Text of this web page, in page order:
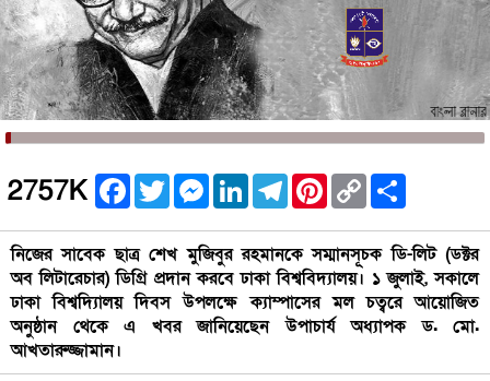
2757K Facebook
TwitterMessenger
LinkedInTelegramPinterest
Copy
Link
নিজের সাবেক ছাত্র শেখ মুজিবুর রহমানকে সম্মানসূচক ডি-লিট (ডক্টর
অব লিটারেচার) ডিগ্রি প্রদান করবে ঢাকা বিশ্ববিদ্যালয়। ১ জুলাই, সকালে
ঢাকা বিশ্বদ্যিালয় দিবস উপলক্ষে ক্যাম্পাসের মল চত্বরে আয়োজিত
অনুষ্ঠান থেকে এ খবর জানিয়েছেন উপাচার্য অধ্যাপক ড. মো.
আখতারুজ্জামান।